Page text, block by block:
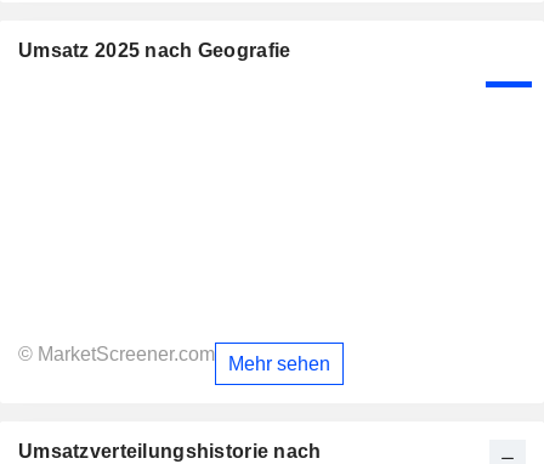
Umsatz 2025 nach Geografie
© MarketScreener.com Mehr sehen
Umsatzverteilungshistorie nach